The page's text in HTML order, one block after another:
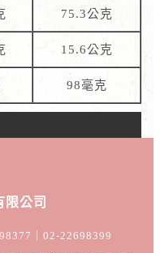
75.3公克
15.6公克
98毫克
限公司
｜02-22698399